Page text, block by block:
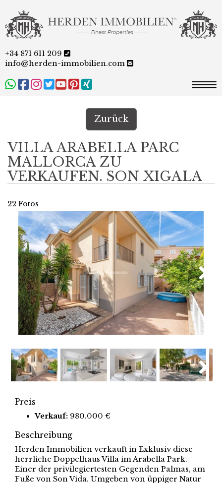
+34 871 611 209
info@herden-immobilien.com
Zurück
VILLA ARABELLA PARC
MALLORCA ZU
VERKAUFEN. SON XIGALA
22 Fotos
Next
Next
Preis
Verkauf: 980.000 €
Beschreibung
Herden Immobilien verkauft in Exklusiv diese
herrliche Doppelhaus Villa im Arabella Park.
Einer der privilegiertesten Gegenden Palmas, am
Fuße von Son Vida. Umgeben von üppiger Natur